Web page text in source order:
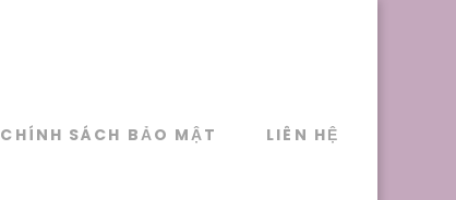
CHÍNH SÁCH BẢO MẬT LIÊN HỆ